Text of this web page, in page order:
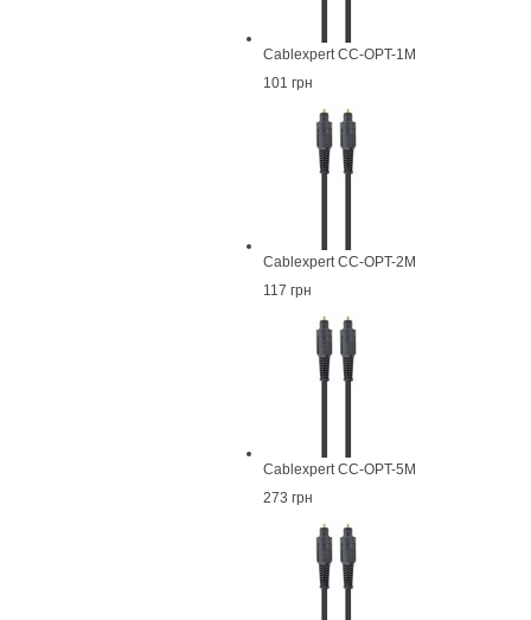
Cablexpert CC-OPT-1M
101 грн
Cablexpert CC-OPT-2M
117 грн
Cablexpert CC-OPT-5M
273 грн